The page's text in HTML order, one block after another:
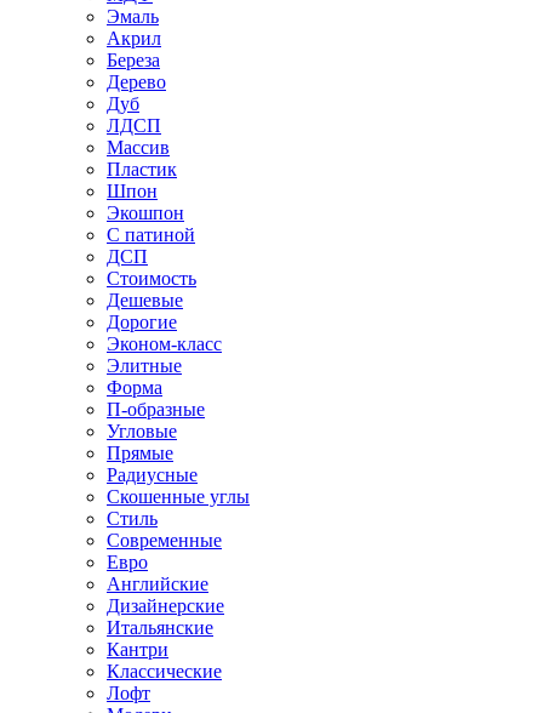
Эмаль
Акрил
Береза
Дерево
Дуб
ЛДСП
Массив
Пластик
Шпон
Экошпон
С патиной
ДСП
Стоимость
Дешевые
Дорогие
Эконом-класс
Элитные
Форма
П-образные
Угловые
Прямые
Радиусные
Скошенные углы
Стиль
Современные
Евро
Английские
Дизайнерские
Итальянские
Кантри
Классические
Лофт